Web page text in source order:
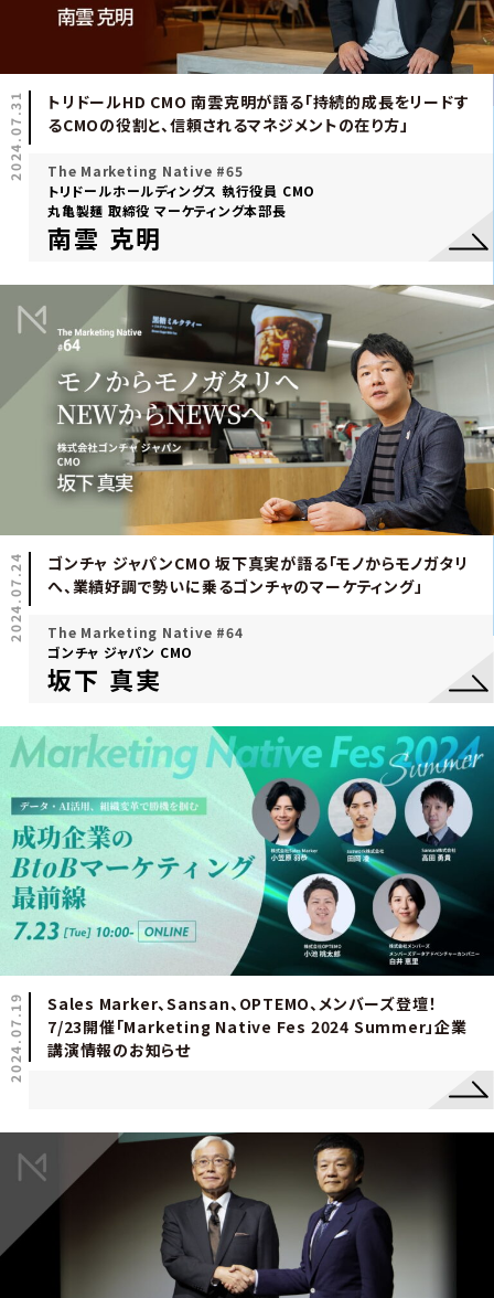
2024.07.31
トリドールHD CMO 南雲克明が語る「持続的成長をリードす
るCMOの役割と、信頼されるマネジメントの在り方」
The Marketing Native #65
トリドールホールディングス 執行役員 CMO
丸亀製麺 取締役 マーケティング本部長
南雲 克明
2024.07.24
ゴンチャ ジャパンCMO 坂下真実が語る「モノからモノガタリ
へ、業績好調で勢いに乗るゴンチャのマーケティング」
The Marketing Native #64
ゴンチャ ジャパン CMO
坂下 真実
2024.07.19
Sales Marker、Sansan、OPTEMO、メンバーズ登壇！
7/23開催「Marketing Native Fes 2024 Summer」企業
講演情報のお知らせ